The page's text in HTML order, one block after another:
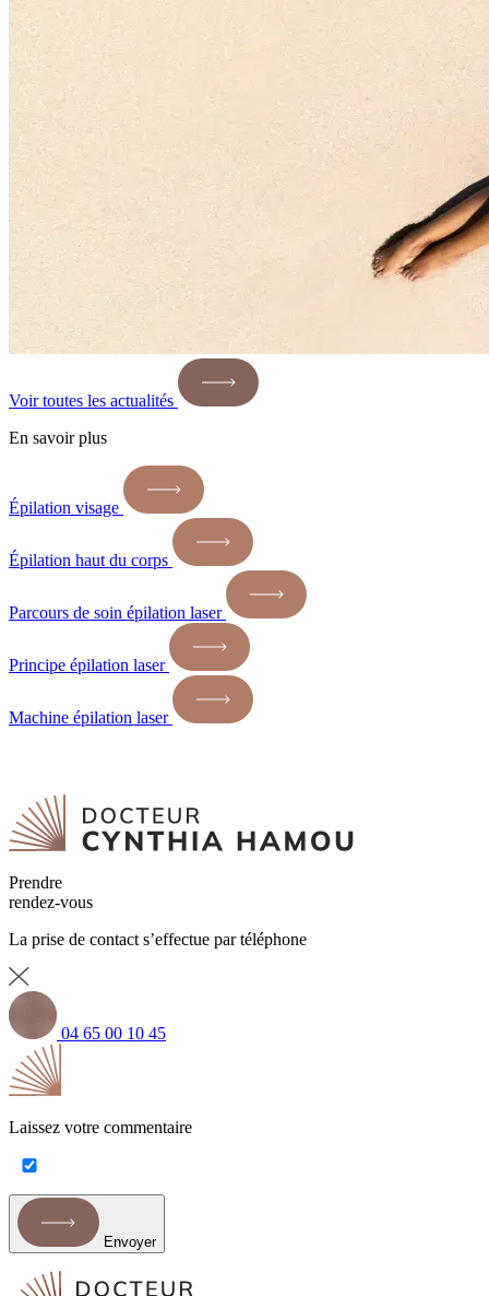
Voir toutes les actualités
En savoir plus
Épilation visage
Épilation haut du corps
Parcours de soin épilation laser
Principe épilation laser
Machine épilation laser
Prendre
rendez-vous
La prise de contact s’effectue par téléphone
04 65 00 10 45
Laissez votre commentaire
Envoyer